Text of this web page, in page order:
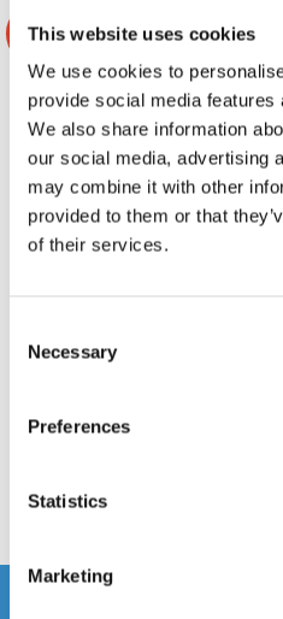
This website uses cookies
We use cookies to
provide social media
We also share information
our social media, advertising
may combine it with other
provided to them or that
of their services.
Selection
Necessary
Preferences
Statistics
Marketing
-9%
För byte av originalhuvudenhet
Finns i lagershop Göteborg